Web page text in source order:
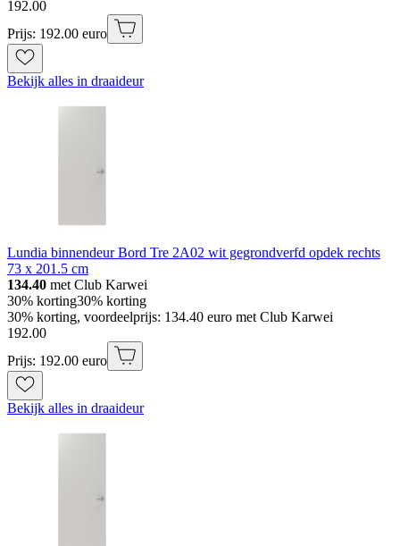
192.00
Prijs: 192.00 euro
Bekijk alles in draaideur
Lundia binnendeur Bord Tre 2A02 wit gegrondverfd opdek rechts
73 x 201.5 cm
134.40 met Club Karwei
30% korting30% korting
30% korting, voordeelprijs: 134.40 euro met Club Karwei
192.00
Prijs: 192.00 euro
Bekijk alles in draaideur